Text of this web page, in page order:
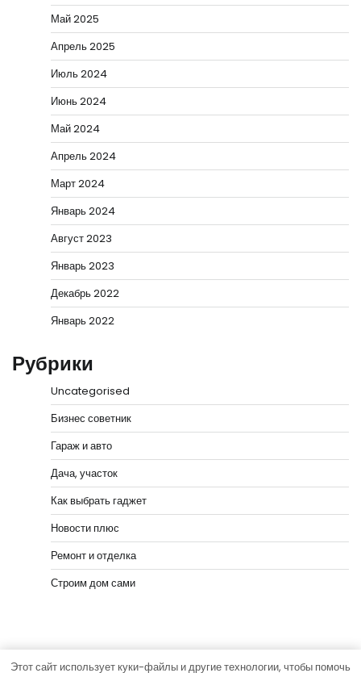
Май 2025
Апрель 2025
Июль 2024
Июнь 2024
Май 2024
Апрель 2024
Март 2024
Январь 2024
Август 2023
Январь 2023
Декабрь 2022
Январь 2022
Рубрики
Uncategorised
Бизнес советник
Гараж и авто
Дача, участок
Как выбрать гаджет
Новости плюс
Ремонт и отделка
Строим дом сами
Этот сайт использует куки-файлы и другие технологии, чтобы помочь